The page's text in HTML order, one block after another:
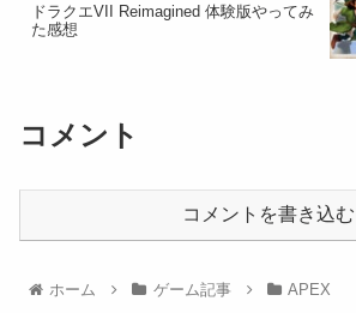
ドラクエVII Reimagined 体験版やってみ
た感想
コメント
コメントを書き込む
ホーム ゲーム記事 APEX